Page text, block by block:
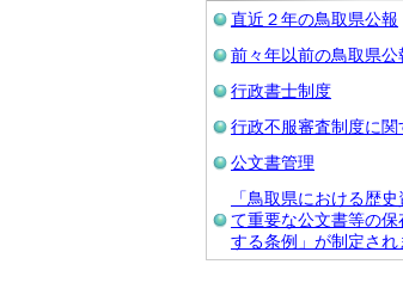
直近２年の鳥取県公報
前々年以前の鳥取県公
行政書士制度
行政不服審査制度に関
公文書管理
「鳥取県における歴
て重要な公文書等の保
する条例」が制定され